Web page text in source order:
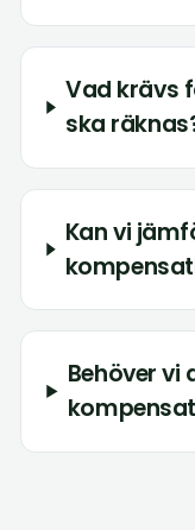
Vad krävs
ska
Kan vi
Behöver vi